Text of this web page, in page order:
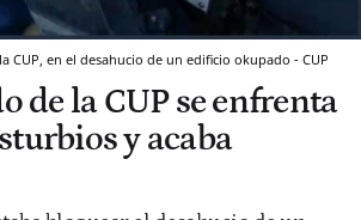
CUP, en el desahucio de un edificio okupado - CUP
de la CUP se enfrenta
y acaba